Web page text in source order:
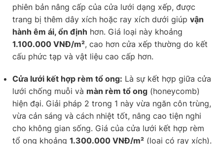
phiên bản nâng cấp của cửa lưới dạng xếp, được
trang bị thêm dây xích hoặc ray xích dưới giúp vận
hành êm ái, ổn định hơn. Giá loại này khoảng
1.100.000 VNĐ/m², cao hơn cửa xếp thường do kết
cấu phức tạp và vật liệu cao cấp hơn.
Cửa lưới kết hợp rèm tổ ong: Là sự kết hợp giữa cửa
lưới chống muỗi và màn rèm tổ ong (honeycomb)
hiện đại. Giải pháp 2 trong 1 này vừa ngăn côn trùng,
vừa cản sáng và cách nhiệt tốt, nâng cao tiện nghi
cho không gian sống. Giá của cửa lưới kết hợp rèm
tổ ong khoảng 1.300.000 VNĐ/m² (loại có ray xích).